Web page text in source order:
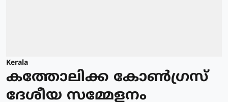
Kerala
കത്തോലിക്ക കോൺഗ്രസ്
ദേശീയ സമ്മേളനം